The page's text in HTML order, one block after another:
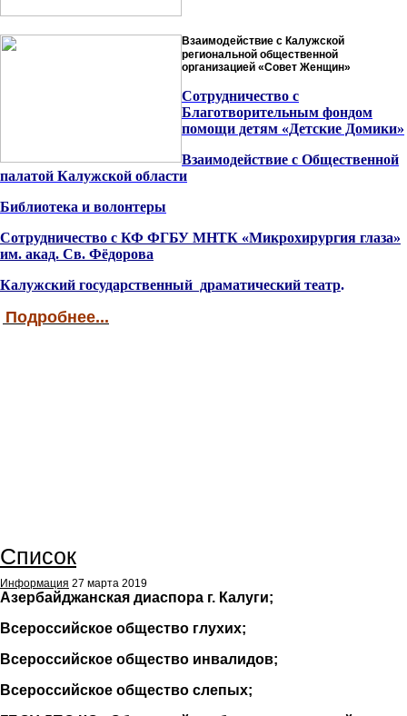
Взаимодействие с Калужской
региональной общественной
организацией «Совет Женщин»
Сотрудничество с
Благотворительным фондом
помощи детям «Детские Домики»
Взаимодействие с Общественной
палатой Калужской области
Библиотека и волонтеры
Сотрудничество с КФ ФГБУ МНТК «Микрохирургия глаза»
им. акад. Св. Фёдорова
Калужский государственный драматический театр.
Подробнее...
Список
Информация 27 марта 2019
Азербайджанская диаспора г. Калуги;
Всероссийское общество глухих;
Всероссийское общество инвалидов;
Всероссийское общество слепых;